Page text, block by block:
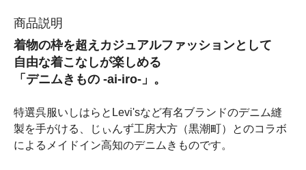
商品説明
着物の枠を超えカジュアルファッションとして
自由な着こなしが楽しめる
「デニムきもの -ai-iro-」。
特選呉服いしはらとLevi'sなど有名ブランドのデニム縫
製を手がける、じぃんず工房大方（黒潮町）とのコラボ
によるメイドイン高知のデニムきものです。